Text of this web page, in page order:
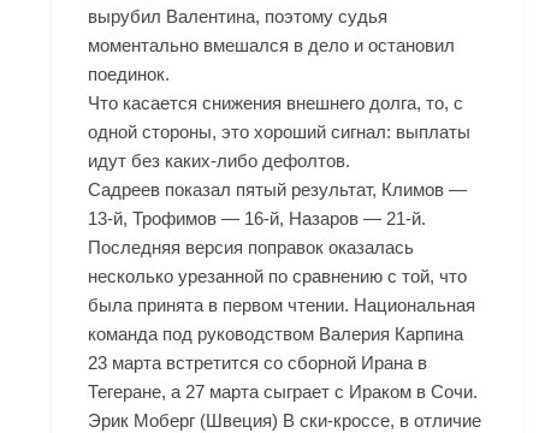
вырубил Валентина, поэтому судья
моментально вмешался в дело и остановил
поединок.
Что касается снижения внешнего долга, то, с
одной стороны, это хороший сигнал: выплаты
идут без каких-либо дефолтов.
Садреев показал пятый результат, Климов —
13-й, Трофимов — 16-й, Назаров — 21-й.
Последняя версия поправок оказалась
несколько урезанной по сравнению с той, что
была принята в первом чтении. Национальная
команда под руководством Валерия Карпина
23 марта встретится со сборной Ирана в
Тегеране, а 27 марта сыграет с Ираком в Сочи.
Эрик Моберг (Швеция) В ски-кроссе, в отличие